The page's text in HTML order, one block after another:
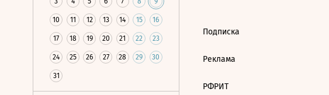
10 11 12 13 14 15 16
17 18 19 20 21 22 23
24 25 26 27 28 29 30
31
Подписка
Реклама
РФРИТ